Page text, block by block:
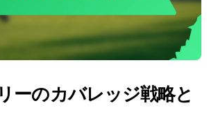
ーのカバレッジ戦略と